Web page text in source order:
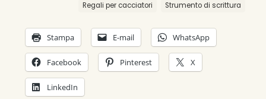
Regali per cacciatori
Strumento di scrittura
Stampa E-mail WhatsApp
Facebook Pinterest X
LinkedIn